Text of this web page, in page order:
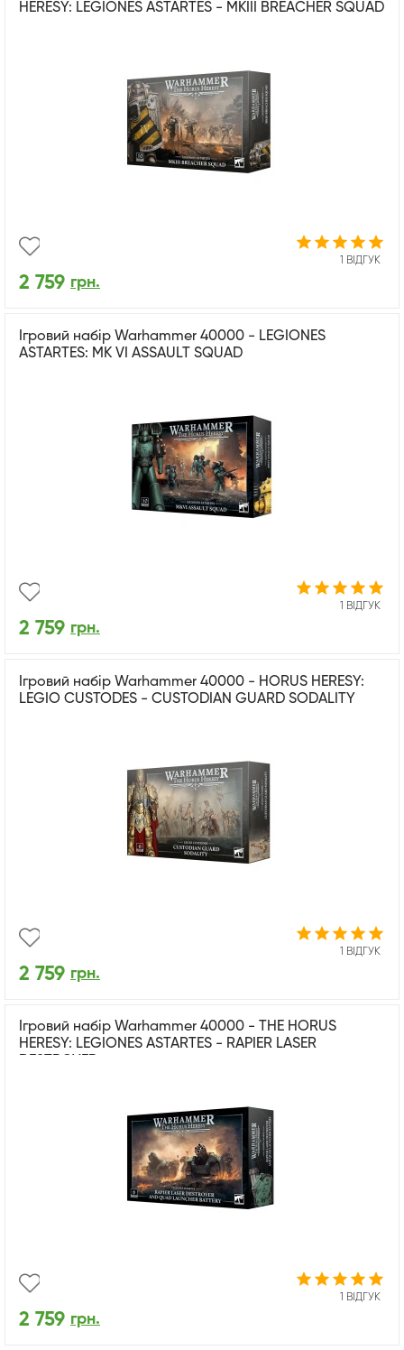
HERESY: LEGIONES ASTARTES - MKIII BREACHER SQUAD
1 ВІДГУК
2 759 грн.
Ігровий набір Warhammer 40000 - LEGIONES
ASTARTES: MK VI ASSAULT SQUAD
1 ВІДГУК
2 759 грн.
Ігровий набір Warhammer 40000 - HORUS HERESY:
LEGIO CUSTODES - CUSTODIAN GUARD SODALITY
1 ВІДГУК
2 759 грн.
Ігровий набір Warhammer 40000 - THE HORUS
HERESY: LEGIONES ASTARTES - RAPIER LASER
1 ВІДГУК
2 759 грн.